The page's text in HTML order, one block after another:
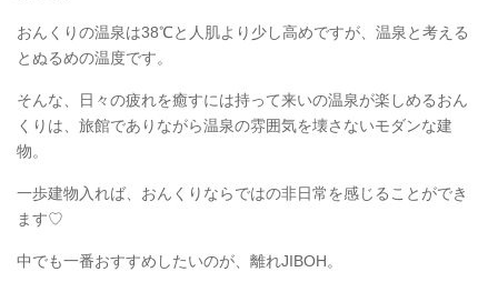
おんくりの温泉は38℃と人肌より少し高めですが、温泉と考える
とぬるめの温度です。
そんな、日々の疲れを癒すには持って来いの温泉が楽しめるおん
くりは、旅館でありながら温泉の雰囲気を壊さないモダンな建
物。
一歩建物入れば、おんくりならではの非日常を感じることができ
ます♡
中でも一番おすすめしたいのが、離れJIBOH。